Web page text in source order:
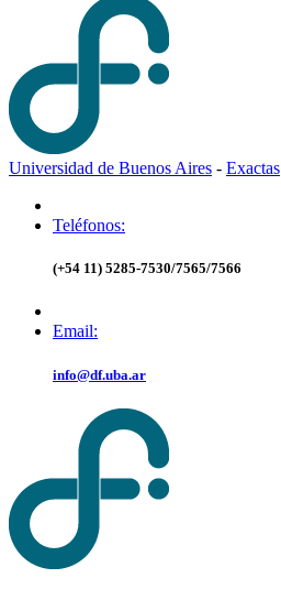
Universidad de Buenos Aires - Exactas
Teléfonos:
(+54 11) 5285-7530/7565/7566
Email:
info@df.uba.ar